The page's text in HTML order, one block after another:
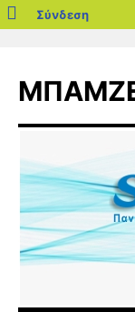
blogs.sch.gr
Σύνδεση
περιεχόμενο